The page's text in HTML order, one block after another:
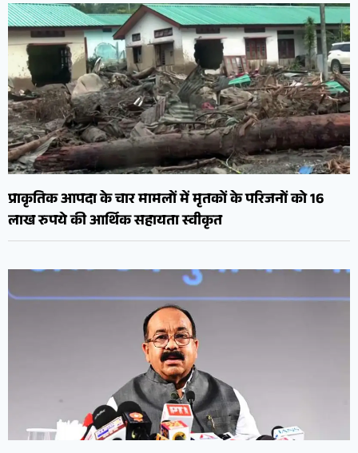
प्राकृतिक आपदा के चार मामलों में मृतकों के परिजनों को 16
लाख रुपये की आर्थिक सहायता स्वीकृत